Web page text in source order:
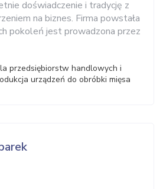
doświadczenie i tradycję z
na biznes. Firma powstała
pokoleń jest prowadzona przez
przedsiębiorstw handlowych i
urządzeń do obróbki mięsa